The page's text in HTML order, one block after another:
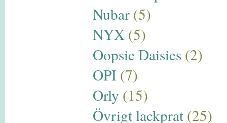
Nubar (5)
NYX (5)
Oopsie Daisies (2)
OPI (7)
Orly (15)
Övrigt lackprat (25)